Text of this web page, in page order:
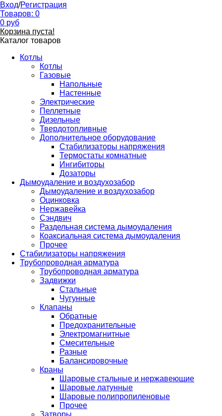
Вход/Регистрация
Товаров: 0
0 руб
Корзина пуста!
Каталог товаров
Котлы
Котлы
Газовые
Напольные
Настенные
Электрические
Пеллетные
Дизельные
Твердотопливные
Дополнительное оборудование
Стабилизаторы напряжения
Термостаты комнатные
Ингибиторы
Дозаторы
Дымоудаление и воздухозабор
Дымоудаление и воздухозабор
Оцинковка
Нержавейка
Сэндвич
Раздельная система дымоудаления
Коаксиальная система дымоудаления
Прочее
Стабилизаторы напряжения
Трубопроводная арматура
Трубопроводная арматура
Задвижки
Стальные
Чугунные
Клапаны
Обратные
Предохранительные
Электромагнитные
Смесительные
Разные
Балансировочные
Краны
Шаровые стальные и нержавеющие
Шаровые латунные
Шаровые полипропиленовые
Прочее